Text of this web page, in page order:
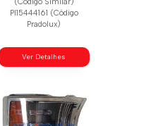
(Código Similar)
Pl15444161 (Código
Pradolux)
Ver Detalhes